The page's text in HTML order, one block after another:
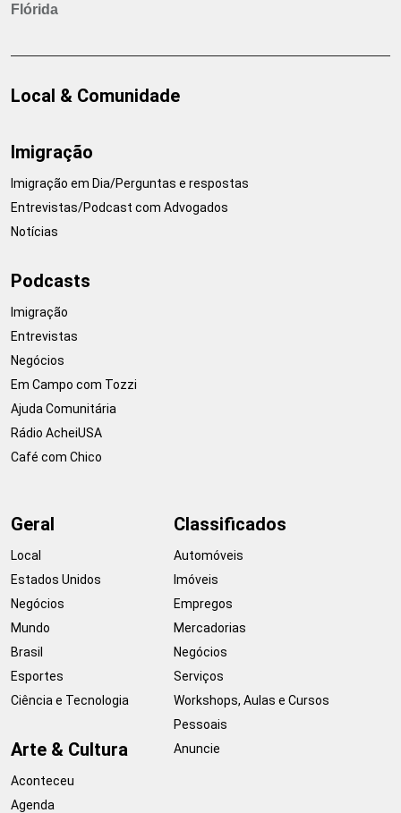
Flórida
Local & Comunidade
Imigração
Imigração em Dia/Perguntas e respostas
Entrevistas/Podcast com Advogados
Notícias
Podcasts
Imigração
Entrevistas
Negócios
Em Campo com Tozzi
Ajuda Comunitária
Rádio AcheiUSA
Café com Chico
Geral
Local
Estados Unidos
Negócios
Mundo
Brasil
Esportes
Ciência e Tecnologia
Arte & Cultura
Aconteceu
Agenda
Classificados
Automóveis
Imóveis
Empregos
Mercadorias
Negócios
Serviços
Workshops, Aulas e Cursos
Pessoais
Anuncie